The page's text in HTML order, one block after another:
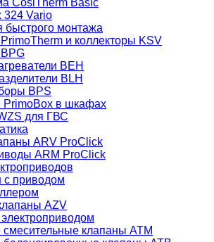
CosiTherm Basic
324 Vario
быстрого монтажа
и коллекторы KSV
BEH
BLH
BPS
в шкафах
для ГВС
ARV ProClick
ARM ProClick
с приводом
AZV
смесительные клапаны ATM